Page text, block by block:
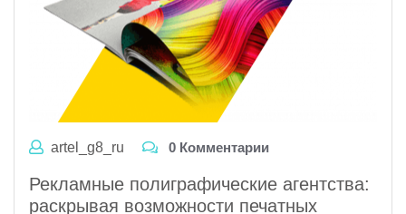
artel_g8_ru 0 Комментарии
Рекламные полиграфические агентства:
раскрывая возможности печатных